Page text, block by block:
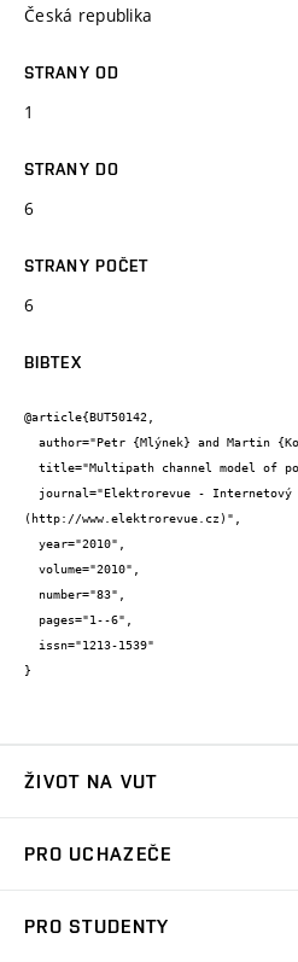
Česká republika
STRANY OD
1
STRANY DO
6
STRANY POČET
6
BIBTEX
@article{BUT50142,
(http://www.elektrorevue.cz)",
}
ŽIVOT NA VUT
Koleje
PRO UCHAZEČE
PRO STUDENTY